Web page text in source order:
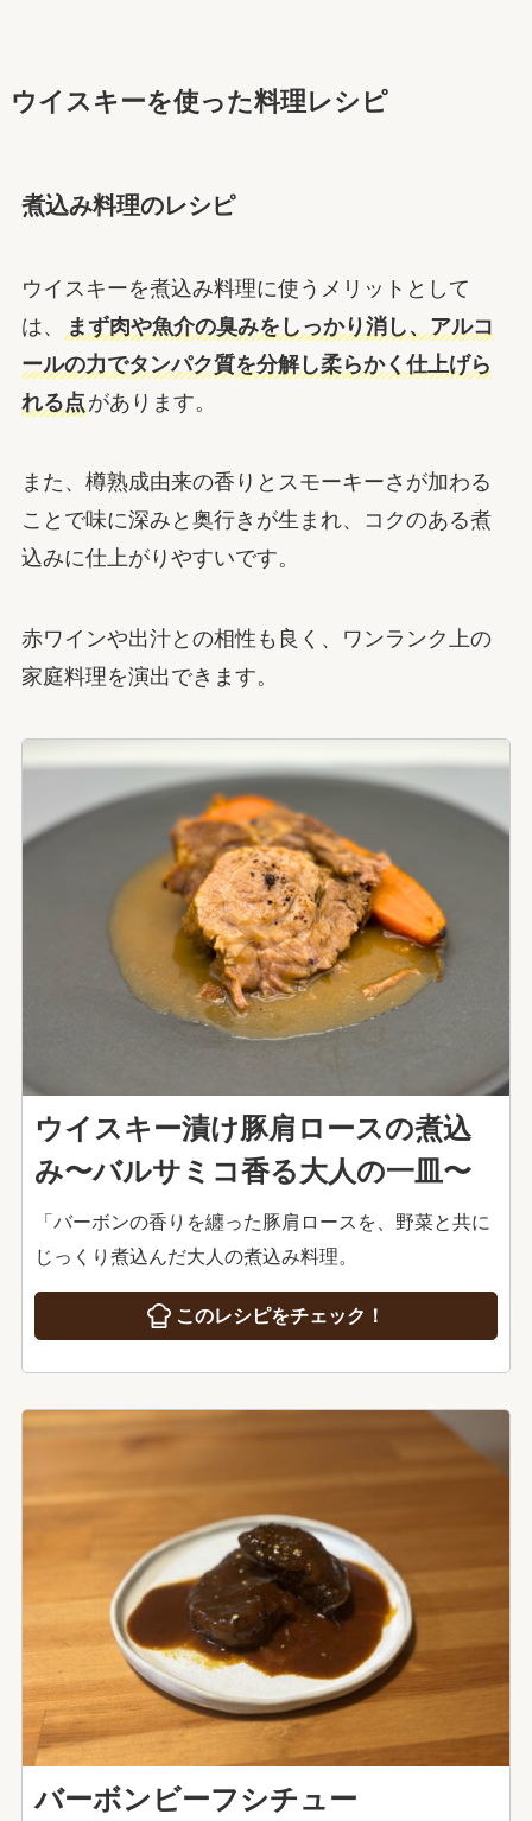
ウイスキーを使った料理レシピ
煮込み料理のレシピ
ウイスキーを煮込み料理に使うメリットとして
は、
まず肉や魚介の臭みをしっかり消し、アルコ
ールの力でタンパク質を分解し柔らかく仕上げら
れる点 があります。
また、樽熟成由来の香りとスモーキーさが加わる
ことで味に深みと奥行きが生まれ、コクのある煮
込みに仕上がりやすいです。
赤ワインや出汁との相性も良く、ワンランク上の
家庭料理を演出できます。
ウイスキー漬け豚肩ロースの煮込
み〜バルサミコ香る大人の一皿〜
「バーボンの香りを纏った豚肩ロースを、野菜と共に
じっくり煮込んだ大人の煮込み料理。
このレシピをチェック！
バーボンビーフシチュー